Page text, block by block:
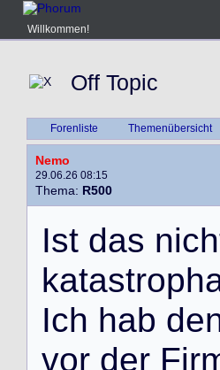
Willkommen!
Off Topic
Forenliste Themenübersicht
Nemo
29.06.26 08:15
Thema: R500
Ist das nich
katastroph
Ich hab de
vor der Fir